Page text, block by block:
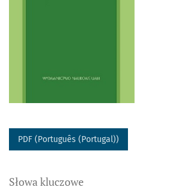
PDF (Português (Portugal))
Słowa kluczowe